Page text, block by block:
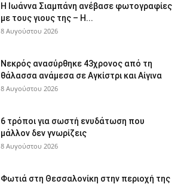
H Ιωάννα Σιαμπάνη ανέβασε φωτογραφίες
με τους γιους της – Η...
8 Αυγούστου 2026
Νεκρός ανασύρθηκε 43χρονος από τη
θάλασσα ανάμεσα σε Αγκίστρι και Αίγινα
8 Αυγούστου 2026
6 τρόποι για σωστή ενυδάτωση που
μάλλον δεν γνωρίζεις
8 Αυγούστου 2026
Φωτιά στη Θεσσαλονίκη στην περιοχή της